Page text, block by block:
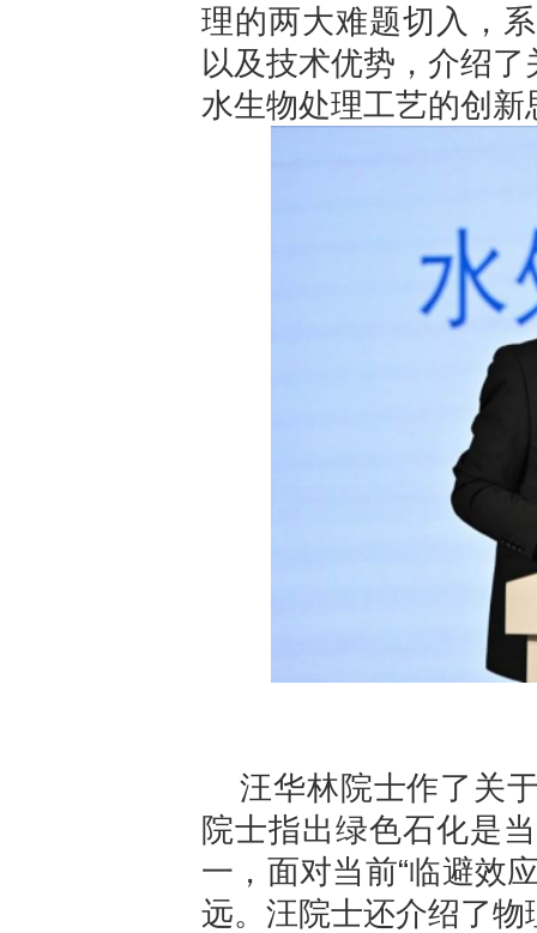
理的两大难题切入，
以及技术优势，介绍
水生物处理工艺的创新
汪华林院士作了关
院士指出绿色石化是
一，面对当前“临避效
远。汪院士还介绍了